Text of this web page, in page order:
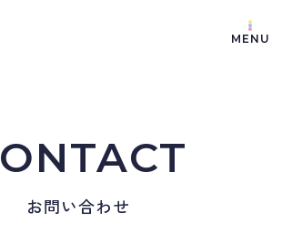
MENU
お問い合わせ